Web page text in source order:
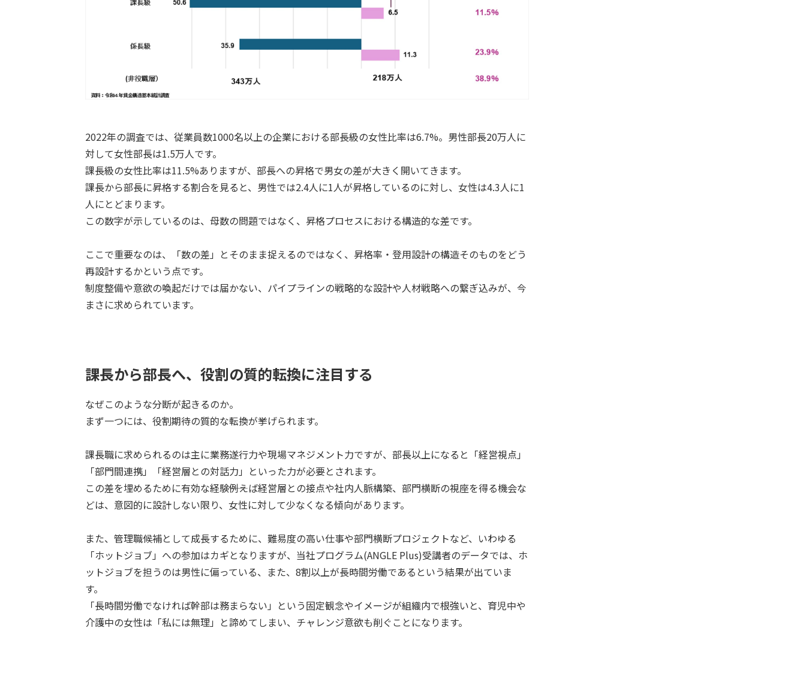
2022年の調査では、従業員数1000名以上の企業における部長級の女性比率は6.7%。男性部長20万人に
対して女性部長は1.5万人です。
課長級の女性比率は11.5%ありますが、部長への昇格で男女の差が大きく開いてきます。
課長から部長に昇格する割合を見ると、男性では2.4人に1人が昇格しているのに対し、女性は4.3人に1
人にとどまります。
この数字が示しているのは、母数の問題ではなく、昇格プロセスにおける構造的な差です。
ここで重要なのは、「数の差」とそのまま捉えるのではなく、昇格率・登用設計の構造そのものをどう
再設計するかという点です。
制度整備や意欲の喚起だけでは届かない、パイプラインの戦略的な設計や人材戦略への繋ぎ込みが、今
まさに求められています。
課長から部長へ、役割の質的転換に注目する
なぜこのような分断が起きるのか。
まず一つには、役割期待の質的な転換が挙げられます。
課長職に求められるのは主に業務遂行力や現場マネジメント力ですが、部長以上になると「経営視点」
「部門間連携」「経営層との対話力」といった力が必要とされます。
この差を埋めるために有効な経験――例えば経営層との接点や社内人脈構築、部門横断の視座を得る機会な
どは、意図的に設計しない限り、女性に対して少なくなる傾向があります。
また、管理職候補として成長するために、難易度の高い仕事や部門横断プロジェクトなど、いわゆる
「ホットジョブ」への参加はカギとなりますが、当社プログラム(ANGLE Plus)受講者のデータでは、ホ
ットジョブを担うのは男性に偏っている、また、8割以上が長時間労働であるという結果が出ていま
す。
「長時間労働でなければ幹部は務まらない」という固定観念やイメージが組織内で根強いと、育児中や
介護中の女性は「私には無理」と諦めてしまい、チャレンジ意欲も削ぐことになります。